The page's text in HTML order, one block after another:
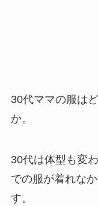
30代ママの服は
か。
30代は体型も変
での服が着れな
す。